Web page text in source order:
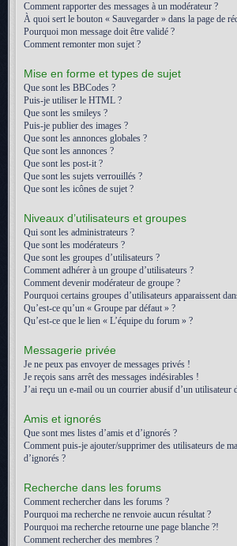
Comment rapporter des messages à un modérateur ?
À quoi sert le bouton « Sauvegarder » dans la page de
Pourquoi mon message doit être validé ?
Comment remonter mon sujet ?
Mise en forme et types de sujet
Que sont les BBCodes ?
Puis-je utiliser le HTML ?
Que sont les smileys ?
Puis-je publier des images ?
Que sont les annonces globales ?
Que sont les annonces ?
Que sont les post-it ?
Que sont les sujets verrouillés ?
Que sont les icônes de sujet ?
Niveaux d’utilisateurs et groupes
Qui sont les administrateurs ?
Que sont les modérateurs ?
Que sont les groupes d’utilisateurs ?
Comment adhérer à un groupe d’utilisateurs ?
Comment devenir modérateur de groupe ?
Pourquoi certains groupes d’utilisateurs apparaissent
Qu’est-ce qu’un « Groupe par défaut » ?
Qu’est-ce que le lien « L’équipe du forum » ?
Messagerie privée
Je ne peux pas envoyer de messages privés !
Je reçois sans arrêt des messages indésirables !
J’ai reçu un e-mail ou un courrier abusif d’un utilisateur
Amis et ignorés
Que sont mes listes d’amis et d’ignorés ?
Comment puis-je ajouter/supprimer des utilisateurs de
d’ignorés ?
Recherche dans les forums
Comment rechercher dans les forums ?
Pourquoi ma recherche ne renvoie aucun résultat ?
Pourquoi ma recherche retourne une page blanche ?!
Comment rechercher des membres ?